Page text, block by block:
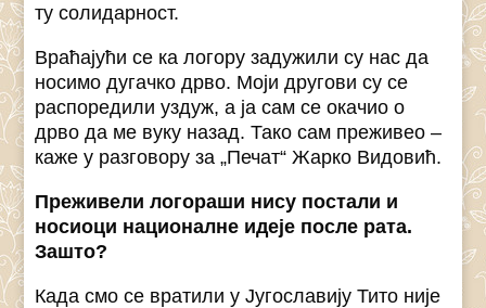
ту солидарност.
Враћајући се ка логору задужили су нас да
носимо дугачко дрво. Моји другови су се
распоредили уздуж, а ја сам се окачио о
дрво да ме вуку назад. Тако сам преживео –
каже у разговору за „Печат“ Жарко Видовић.
Преживели логораши нису постали и
носиоци националне идеје после рата.
Зашто?
Када смо се вратили у Југославију Тито није